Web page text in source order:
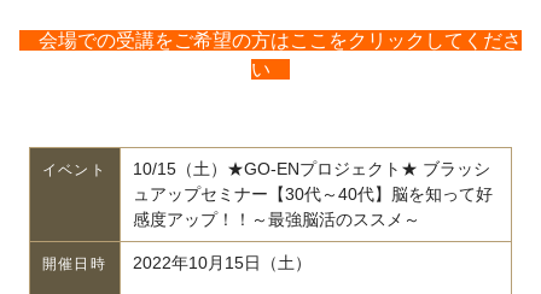
会場での受講をご希望の方はここをクリックしてくださ
い
イベント
10/15（土）★GO-ENプロジェクト★ ブラッシ
ュアップセミナー【30代～40代】脳を知って好
感度アップ！！～最強脳活のススメ～
開催日時 2022年10月15日（土）